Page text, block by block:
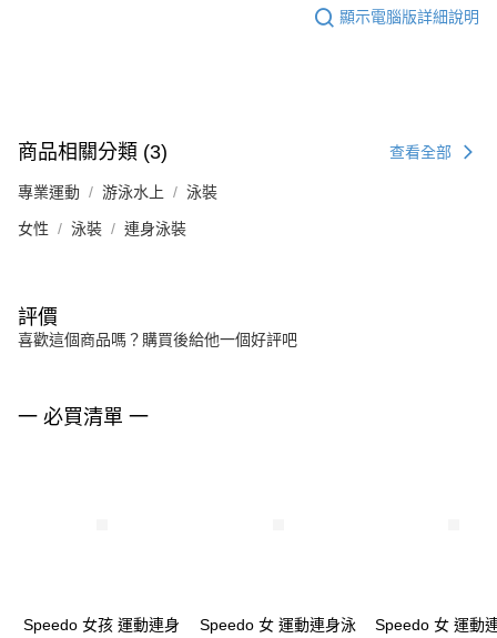
顯示電腦版詳細說明
商品相關分類 (3) 查看全部
專業運動 游泳水上 泳裝
女性 泳裝 連身泳裝
評價
喜歡這個商品嗎？購買後給他一個好評吧
一 必買清單 一
Speedo 女孩 運動連身 Speedo 女 運動連身泳 Speedo 女 運動